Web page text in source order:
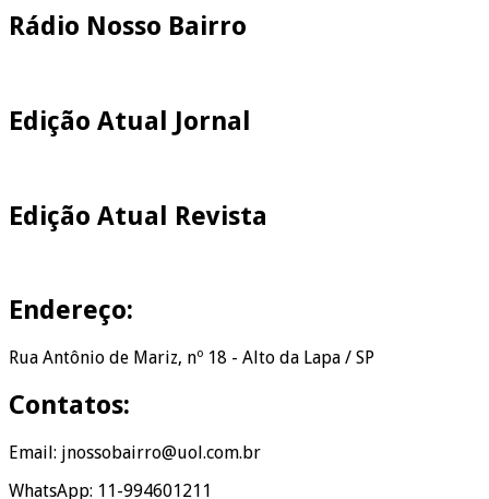
Rádio Nosso Bairro
Edição Atual Jornal
Edição Atual Revista
Endereço:
Rua Antônio de Mariz, nº 18 - Alto da Lapa / SP
Contatos:
Email: jnossobairro@uol.com.br
WhatsApp: 11-994601211